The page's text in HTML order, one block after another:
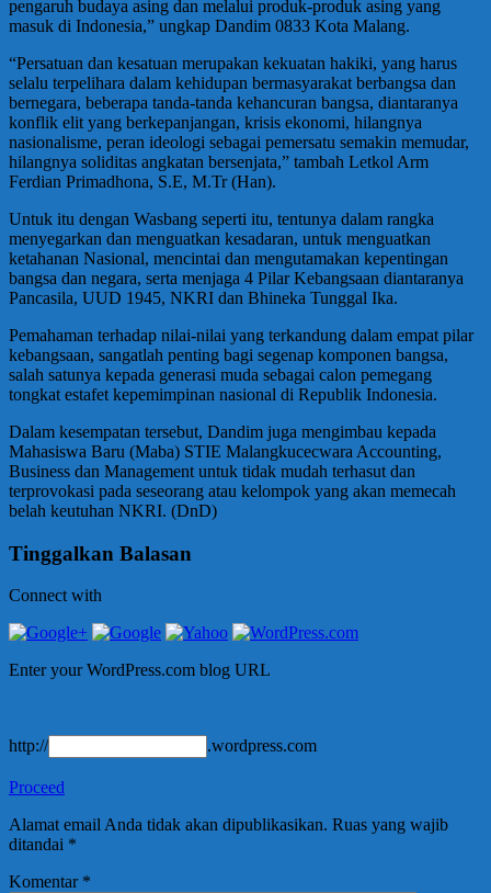
pengaruh budaya asing dan melalui produk-produk asing yang
masuk di Indonesia,” ungkap Dandim 0833 Kota Malang.
“Persatuan dan kesatuan merupakan kekuatan hakiki, yang harus
selalu terpelihara dalam kehidupan bermasyarakat berbangsa dan
bernegara, beberapa tanda-tanda kehancuran bangsa, diantaranya
konflik elit yang berkepanjangan, krisis ekonomi, hilangnya
nasionalisme, peran ideologi sebagai pemersatu semakin memudar,
hilangnya soliditas angkatan bersenjata,” tambah Letkol Arm
Ferdian Primadhona, S.E, M.Tr (Han).
Untuk itu dengan Wasbang seperti itu, tentunya dalam rangka
menyegarkan dan menguatkan kesadaran, untuk menguatkan
ketahanan Nasional, mencintai dan mengutamakan kepentingan
bangsa dan negara, serta menjaga 4 Pilar Kebangsaan diantaranya
Pancasila, UUD 1945, NKRI dan Bhineka Tunggal Ika.
Pemahaman terhadap nilai-nilai yang terkandung dalam empat pilar
kebangsaan, sangatlah penting bagi segenap komponen bangsa,
salah satunya kepada generasi muda sebagai calon pemegang
tongkat estafet kepemimpinan nasional di Republik Indonesia.
Dalam kesempatan tersebut, Dandim juga mengimbau kepada
Mahasiswa Baru (Maba) STIE Malangkucecwara Accounting,
Business dan Management untuk tidak mudah terhasut dan
terprovokasi pada seseorang atau kelompok yang akan memecah
belah keutuhan NKRI. (DnD)
Tinggalkan Balasan
Connect with
Enter your WordPress.com blog URL
http:// .wordpress.com
Proceed
Alamat email Anda tidak akan dipublikasikan. Ruas yang wajib
ditandai *
Komentar *